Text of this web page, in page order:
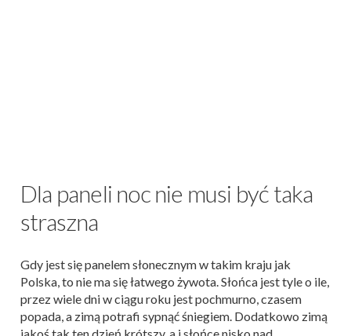
Dla paneli noc nie musi być taka
straszna
Gdy jest się panelem słonecznym w takim kraju jak
Polska, to nie ma się łatwego żywota. Słońca jest tyle o ile,
przez wiele dni w ciągu roku jest pochmurno, czasem
popada, a zimą potrafi sypnąć śniegiem. Dodatkowo zimą